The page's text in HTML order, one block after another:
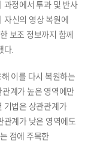
과정에서 투과 및 반사
신의 영상 복원에
보조 정보까지 함께
다.
이를 다시 복원하는
계가 높은 영역에만
기법은 상관관계가
관계가 낮은 영역에도
점에 주목한